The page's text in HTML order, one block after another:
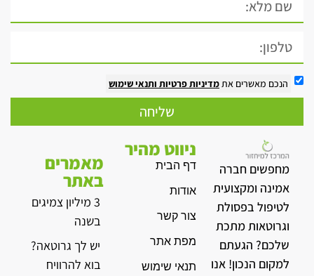
הנכם מאשרים אתמדיניות פרטיות ותנאי שימוש
שליחה
מחפשים חברה
אמינה ומקצועית
לטיפול בפסולת
וגרוטאות מתכת
שלכם? הגעתם
למקום הנכון! אנו
ניווט מהיר
דף הבית
אודות
צור קשר
מפת אתר
תנאי שימוש
מאמרים
באתר
3 מיליון צמיגים
בשנה
יש לך גרוטאה?
בוא להרוויח